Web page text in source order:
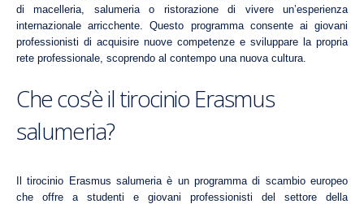
di macelleria, salumeria o ristorazione di vivere un’esperienza
internazionale arricchente. Questo programma consente ai giovani
professionisti di acquisire nuove competenze e sviluppare la propria
rete professionale, scoprendo al contempo una nuova cultura.
Che cos’è il tirocinio Erasmus
salumeria?
Il tirocinio Erasmus salumeria è un programma di scambio europeo
che offre a studenti e giovani professionisti del settore della